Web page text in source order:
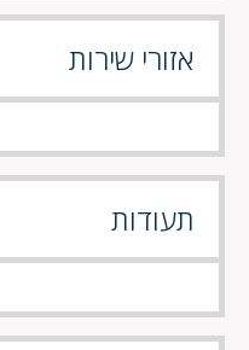
אזורי שירות
תעודות